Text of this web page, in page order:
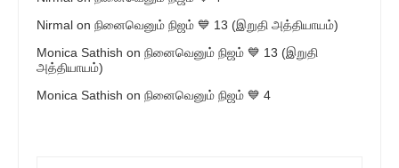
Nirmal on நினைவெனும் நிஜம் 💙 13 (இறுதி அத்தியாயம்)
Monica Sathish on நினைவெனும் நிஜம் 💙 13 (இறுதி
அத்தியாயம்)
Monica Sathish on நினைவெனும் நிஜம் 💙 4